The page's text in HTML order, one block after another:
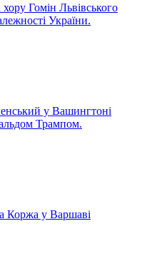
Гомін Львівського
України.
у Вашингтоні
Трампом.
Коржа у Варшаві